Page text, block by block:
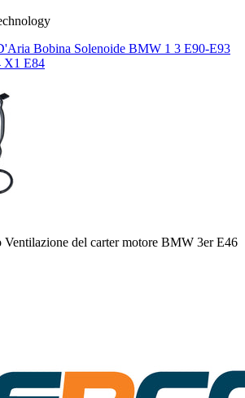
Bobina Solenoide BMW 1 3 E90-E93
X1 E84
Ventilazione del carter motore BMW 3er E46